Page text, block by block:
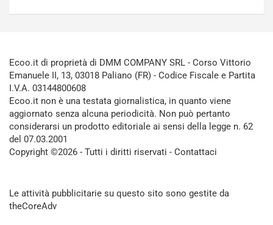
Ecoo.it di proprietà di DMM COMPANY SRL - Corso Vittorio
Emanuele II, 13, 03018 Paliano (FR) - Codice Fiscale e Partita
I.V.A. 03144800608
Ecoo.it non è una testata giornalistica, in quanto viene
aggiornato senza alcuna periodicità. Non può pertanto
considerarsi un prodotto editoriale ai sensi della legge n. 62
del 07.03.2001
Copyright ©2026 - Tutti i diritti riservati - Contattaci
Le attività pubblicitarie su questo sito sono gestite da
theCoreAdv